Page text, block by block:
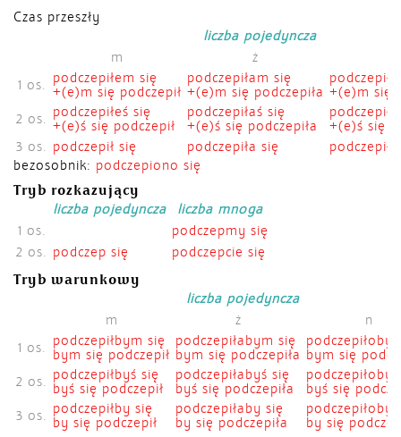
Czas przeszły
liczba pojedyncza
m
ż
1 os. podczepiłem się
+(e)m się podczepił
podczepiłam się
+(e)m się podczepiła +(e)m się
2 os. podczepiłeś się
+(e)ś się podczepił
podczepiłaś się
+(e)ś się podczepiła
+(e)ś się
3 os. podczepił się podczepiła się
bezosobnik: podczepiono się
Tryb rozkazujący
liczba pojedyncza
liczba mnoga
1 os.
podczepmy się
2 os. podczep się podczepcie się
Tryb warunkowy
liczba pojedyncza
m
ż
n
1 os. podczepiłbym się
bym się podczepił
podczepiłabym się
bym się podczepiła bym się
2 os. podczepiłbyś się
byś się podczepił
podczepiłabyś się
byś się podczepiła
byś się
3 os. podczepiłby się
by się podczepił
podczepiłaby się
by się podczepiła
podczepiłoby
by się